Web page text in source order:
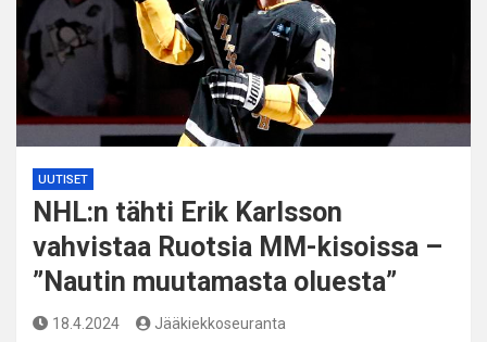
UUTISET
NHL:n tähti Erik Karlsson
vahvistaa Ruotsia MM-kisoissa –
”Nautin muutamasta oluesta”
18.4.2024 Jääkiekkoseuranta